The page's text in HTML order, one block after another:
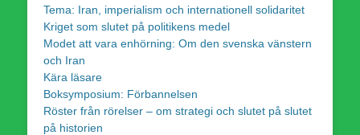
Tema: Iran, imperialism och internationell solidaritet
Kriget som slutet på politikens medel
Modet att vara enhörning: Om den svenska vänstern
och Iran
Kära läsare
Boksymposium: Förbannelsen
Röster från rörelser – om strategi och slutet på slutet
på historien